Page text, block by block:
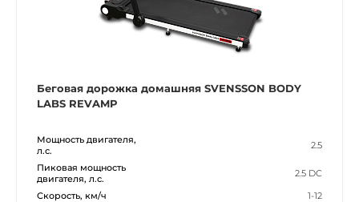
Беговая дорожка домашняя SVENSSON BODY
LABS REVAMP
Мощность двигателя,
л.с.
2.5
Пиковая мощность
двигателя, л.с.
2.5 DC
Скорость, км/ч
1-12